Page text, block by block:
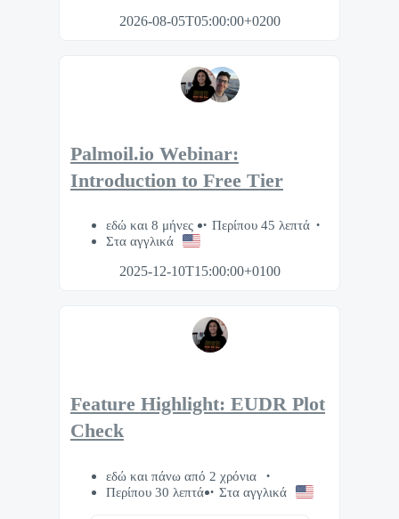
2026-08-05T05:00:00+0200
Palmoil.io Webinar:
Introduction to Free Tier
εδώ και 8 μήνες
Περίπου 45 λεπτά
Στα αγγλικά
2025-12-10T15:00:00+0100
Feature Highlight: EUDR Plot
Check
εδώ και πάνω από 2 χρόνια
Περίπου 30 λεπτά
Στα αγγλικά